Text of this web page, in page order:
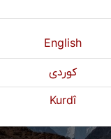
English
كوردی
Kurdî